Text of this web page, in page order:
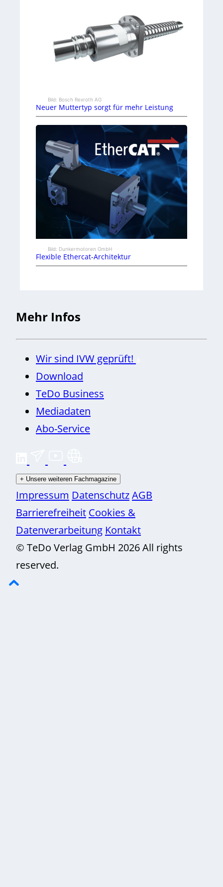
Bild: Bosch Rexroth AG
Neuer Muttertyp sorgt für mehr Leistung
Bild: Dunkermotoren GmbH
Flexible Ethercat-Architektur
Mehr Infos
Wir sind IVW geprüft!
Download
TeDo Business
Mediadaten
Abo-Service
+ Unsere weiteren Fachmagazine
Impressum DatenschutzAGB
Barrierefreiheit Cookies &
Datenverarbeitung Kontakt
© TeDo Verlag GmbH 2026 All rights
reserved.